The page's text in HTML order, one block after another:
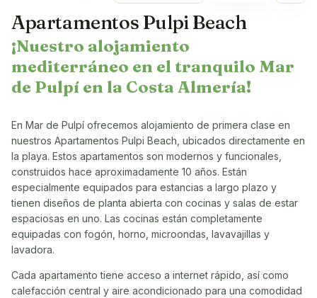
Apartamentos Pulpi Beach
¡Nuestro alojamiento
mediterráneo en el tranquilo Mar
de Pulpí en la Costa Almería!
En Mar de Pulpí ofrecemos alojamiento de primera clase en
nuestros Apartamentos Pulpi Beach, ubicados directamente en
la playa. Estos apartamentos son modernos y funcionales,
construidos hace aproximadamente 10 años. Están
especialmente equipados para estancias a largo plazo y
tienen diseños de planta abierta con cocinas y salas de estar
espaciosas en uno. Las cocinas están completamente
equipadas con fogón, horno, microondas, lavavajillas y
lavadora.
Cada apartamento tiene acceso a internet rápido, así como
calefacción central y aire acondicionado para una comodidad